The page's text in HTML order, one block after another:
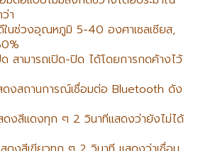
า
ในช่วงอุณหภูมิ 5-40 องศาเซลเซียส,
สามารถเปิด-ปิด ได้โดยการกดค้างไว้
ดงสถานการณ์เชื่อมต่อ Bluetooth ดัง
ดงสีแดงทุก ๆ 2 วินาทีแสดงว่ายังไม่ได้